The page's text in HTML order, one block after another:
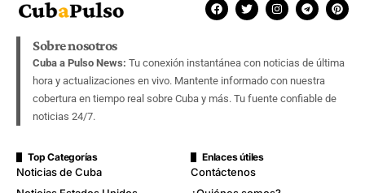
Sobre nosotros
Cuba a Pulso News: Tu conexión instantánea con noticias de última
hora y actualizaciones en vivo. Mantente informado con nuestra
cobertura en tiempo real sobre Cuba y más. Tu fuente confiable de
noticias 24/7.
Top Categorías
Noticias de Cuba
Enlaces útiles
Contáctenos